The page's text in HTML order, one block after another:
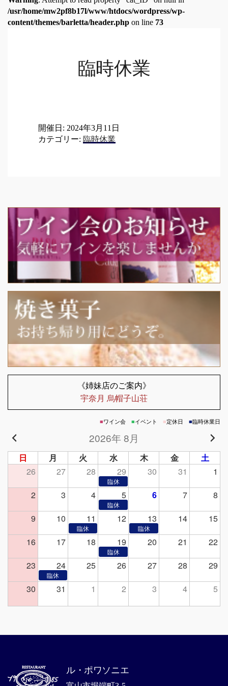
/usr/home/mw2pf8b17l/www/htdocs/wordpress/wp-
content/themes/barletta/header.php on line 73
臨時休業
開催日: 2024年3月11日
カテゴリー: 臨時休業
navigation
《姉妹店のご案内》
宇奈月 烏帽子山荘
■ワイン会 ■イベント ■定休日 ■臨時休業日
2026年 8月
日 月 火 水 木 金
土
26
27 28 29 30 31
1
2
3 4 5 6 7
8
9
10 11 12 13 14
15
16
17 18 19 20 21
22
23
24 25 26 27 28
29
30
31 1 2 3 4 5
ル・ポワソニエ